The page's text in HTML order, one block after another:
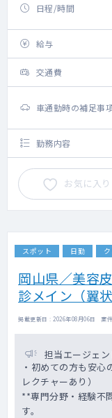
日程/時間
給与
交通費
車通勤時の補足事
勤務内容
お気に入り
スポット 日勤
岡山県／美容
診メイン（翼
掲載更新日 : 2026年08月06日 案
担当エージェン
・初めての方も安
レクチャーあり）
**専門分野・経験不
す。